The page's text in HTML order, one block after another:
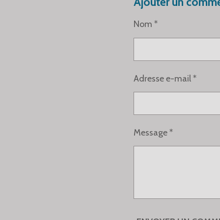
A
E
A
A
Nom *
Adresse e-mail *
Message *